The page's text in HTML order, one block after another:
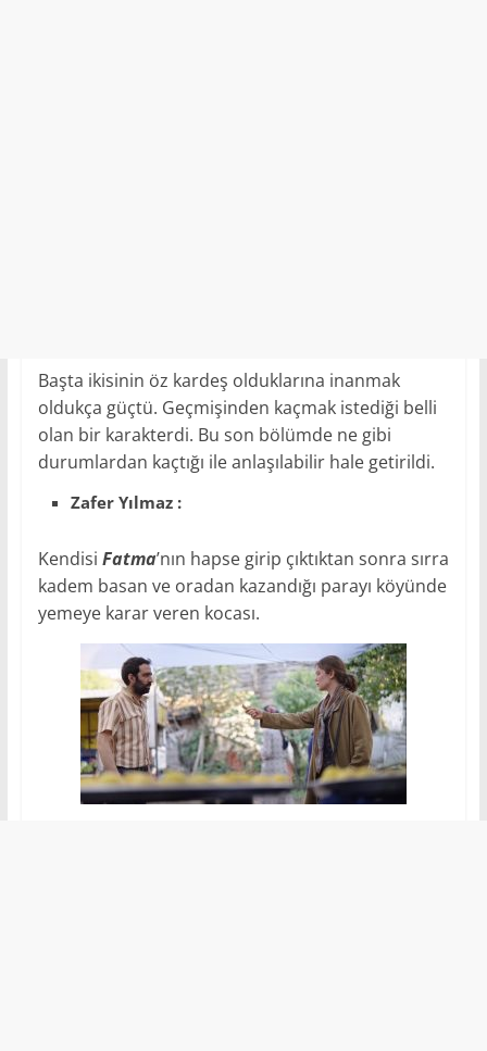
Başta ikisinin öz kardeş olduklarına inanmak
oldukça güçtü. Geçmişinden kaçmak istediği belli
olan bir karakterdi. Bu son bölümde ne gibi
durumlardan kaçtığı ile anlaşılabilir hale getirildi.
Zafer Yılmaz :
Kendisi Fatma’nın hapse girip çıktıktan sonra sırra
kadem basan ve oradan kazandığı parayı köyünde
yemeye karar veren kocası.